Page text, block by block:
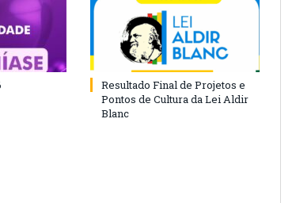
Resultado Final de Projetos e
Pontos de Cultura da Lei Aldir
Blanc